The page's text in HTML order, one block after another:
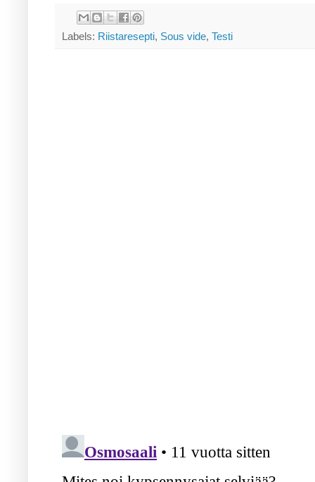
Labels: Riistaresepti, Sous vide, Testi